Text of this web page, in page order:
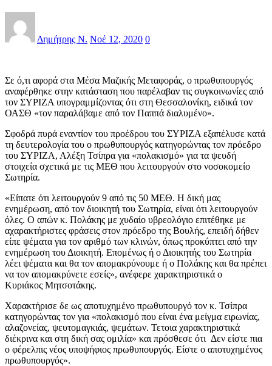
Δημήτρης Ν. Νοέ 12, 2020 0
Σε ό,τι αφορά στα Μέσα Μαζικής Μεταφοράς, ο πρωθυπουργός
αναφέρθηκε στην κατάσταση που παρέλαβαν τις συγκοινωνίες από
τον ΣΥΡΙΖΑ υπογραμμίζοντας ότι στη Θεσσαλονίκη, ειδικά τον
ΟΑΣΘ «τον παραλάβαμε από τον Παππά διαλυμένο».
Σφοδρά πυρά εναντίον του προέδρου του ΣΥΡΙΖΑ εξαπέλυσε κατά
τη δευτερολογία του ο πρωθυπουργός κατηγορώντας τον πρόεδρο
του ΣΥΡΙΖΑ, Αλέξη Τσίπρα για «πολακισμό» για τα ψευδή
στοιχεία σχετικά με τις ΜΕΘ που λειτουργούν στο νοσοκομείο
Σωτηρία.
«Είπατε ότι λειτουργούν 9 από τις 50 ΜΕΘ. Η δική μας
ενημέρωση, από τον διοικητή του Σωτηρία, είναι ότι λειτουργούν
όλες. Ο απών κ. Πολάκης με χυδαίο υβρεολόγιο επιτέθηκε με
αχαρακτήριστες φράσεις στον πρόεδρο της Βουλής, επειδή δήθεν
είπε ψέματα για τον αριθμό των κλινών, όπως προκύπτει από την
ενημέρωση του Διοικητή. Επομένως ή ο Διοικητής του Σωτηρία
λέει ψέματα και θα τον απομακρύνουμε ή ο Πολάκης και θα πρέπει
να τον απομακρύνετε εσείς», ανέφερε χαρακτηριστικά ο
Κυριάκος Μητσοτάκης.
Χαρακτήρισε δε ως αποτυχημένο πρωθυπουργό τον κ. Τσίπρα
κατηγορώντας τον για «πολακισμό που είναι ένα μείγμα ειρωνίας,
αλαζονείας, ψευτομαγκιάς, ψεμάτων. Τετοια χαρακτηριστικά
διέκρινα και στη δική σας ομιλία» και πρόσθεσε ότι Δεν είστε πια
ο φέρελπις νέος υποψήφιος πρωθυπουργός. Είστε ο αποτυχημένος
πρωθυπουργός».